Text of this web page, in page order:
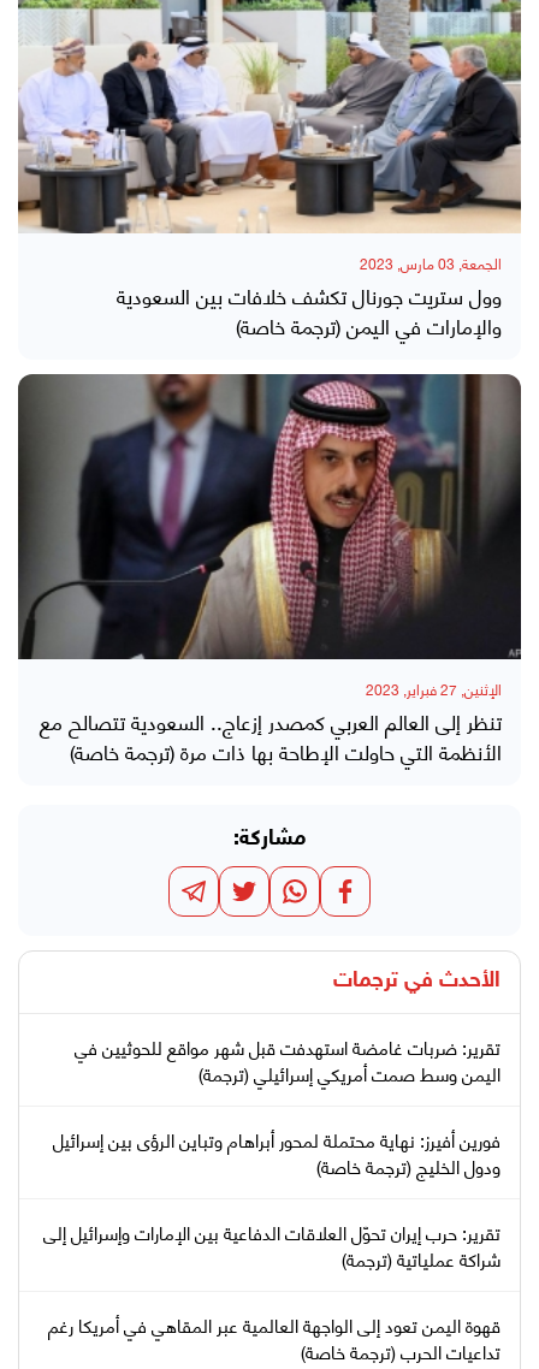
الجمعة, 03 مارس, 2023
وول ستريت جورنال تكشف خلافات بين السعودية
والإمارات في اليمن (ترجمة خاصة)
الإثنين, 27 فبراير, 2023
تنظر إلى العالم العربي كمصدر إزعاج.. السعودية تتصالح مع
الأنظمة التي حاولت الإطاحة بها ذات مرة (ترجمة خاصة)
مشاركة:
الأحدث في ترجمات
تقرير: ضربات غامضة استهدفت قبل شهر مواقع للحوثيين في
اليمن وسط صمت أمريكي إسرائيلي (ترجمة)
فورين أفيرز: نهاية محتملة لمحور أبراهام وتباين الرؤى بين إسرائيل
ودول الخليج (ترجمة خاصة)
تقرير: حرب إيران تحوّل العلاقات الدفاعية بين الإمارات وإسرائيل إلى
شراكة عملياتية (ترجمة)
قهوة اليمن تعود إلى الواجهة العالمية عبر المقاهي في أمريكا رغم
تداعيات الحرب (ترجمة خاصة)